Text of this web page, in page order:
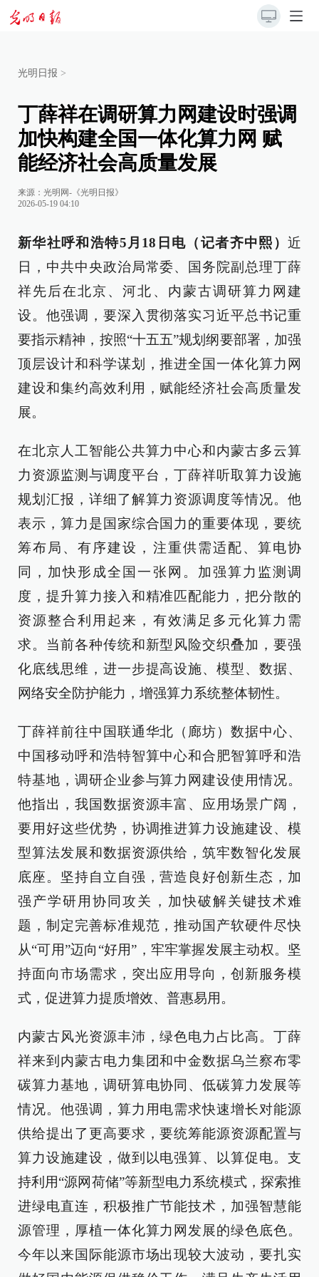
光明日报 >
丁薛祥在调研算力网建设时强调
加快构建全国一体化算力网 赋
能经济社会高质量发展
来源： 光明网-《光明日报》
2026-05-19 04:10
新华社呼和浩特5月18日电（记者齐中熙） 近
日，中共中央政治局常委、国务院副总理丁薛
祥先后在北京、河北、内蒙古调研算力网建
设。他强调，要深入贯彻落实习近平总书记重
要指示精神，按照“十五五”规划纲要部署，加强
顶层设计和科学谋划，推进全国一体化算力网
建设和集约高效利用，赋能经济社会高质量发
展。
在北京人工智能公共算力中心和内蒙古多云算
力资源监测与调度平台，丁薛祥听取算力设施
规划汇报，详细了解算力资源调度等情况。他
表示，算力是国家综合国力的重要体现，要统
筹布局、有序建设，注重供需适配、算电协
同，加快形成全国一张网。加强算力监测调
度，提升算力接入和精准匹配能力，把分散的
资源整合利用起来，有效满足多元化算力需
求。当前各种传统和新型风险交织叠加，要强
化底线思维，进一步提高设施、模型、数据、
网络安全防护能力，增强算力系统整体韧性。
丁薛祥前往中国联通华北（廊坊）数据中心、
中国移动呼和浩特智算中心和合肥智算呼和浩
特基地，调研企业参与算力网建设使用情况。
他指出，我国数据资源丰富、应用场景广阔，
要用好这些优势，协调推进算力设施建设、模
型算法发展和数据资源供给，筑牢数智化发展
底座。坚持自立自强，营造良好创新生态，加
强产学研用协同攻关，加快破解关键技术难
题，制定完善标准规范，推动国产软硬件尽快
从“可用”迈向“好用”，牢牢掌握发展主动权。坚
持面向市场需求，突出应用导向，创新服务模
式，促进算力提质增效、普惠易用。
内蒙古风光资源丰沛，绿色电力占比高。丁薛
祥来到内蒙古电力集团和中金数据乌兰察布零
碳算力基地，调研算电协同、低碳算力发展等
情况。他强调，算力用电需求快速增长对能源
供给提出了更高要求，要统筹能源资源配置与
算力设施建设，做到以电强算、以算促电。支
持利用“源网荷储”等新型电力系统模式，探索推
进绿电直连，积极推广节能技术，加强智慧能
源管理，厚植一体化算力网发展的绿色底色。
今年以来国际能源市场出现较大波动，要扎实